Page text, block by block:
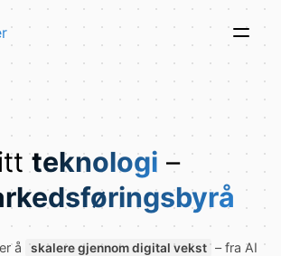
teknologi –
å skalere gjennom digital vekst – fra AI